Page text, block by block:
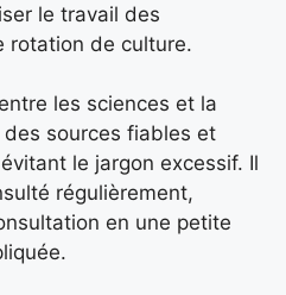
le travail des
rotation de culture.
les sciences et la
sources fiables et
le jargon excessif. Il
régulièrement,
en une petite